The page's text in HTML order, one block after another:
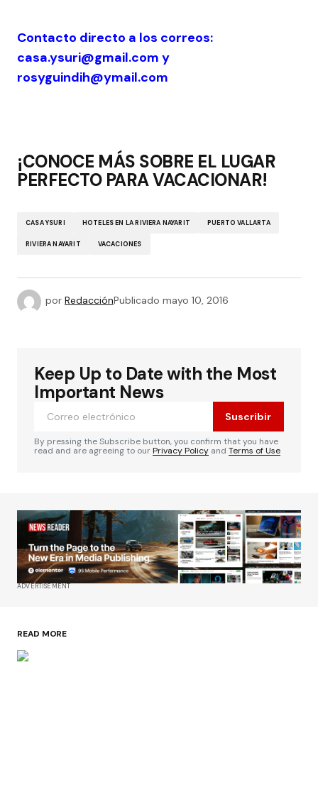
Contacto directo a los correos:
casa.ysuri@gmail.com y
rosyguindih@ymail.com
¡CONOCE MÁS SOBRE EL LUGAR
PERFECTO PARA VACACIONAR!
CASA YSURI HOTELES EN LA RIVIERA NAYARIT PUERTO VALLARTA
RIVIERA NAYARIT VACACIONES
por RedacciónPublicado mayo 10, 2016
Keep Up to Date with the Most
Important News
Suscribir
By pressing the Subscribe button, you confirm that you have
read and are agreeing to ourPrivacy Policy and Terms of Use
ADVERTISEMENT
READ MORE